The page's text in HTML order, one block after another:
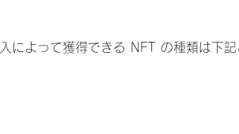
によって獲得できる NFT の種類は下記